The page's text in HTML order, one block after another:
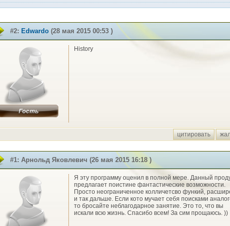
#2: Edwardo (28 мая 2015 00:53 )
History
цитировать
#1: Арнольд Яковлевич (26 мая 2015 16:18 )
Я эту программу оценил в полной мере. Данный
предлагает поистине фантастические возможности.
Просто неограниченное колличетсво функий,
и так дальше. Если кото мучает себя поисками
то бросайте неблагодарное занятие. Это то, что вы
искали всю жизнь. Спасибо всем! За сим прощаюсь. ))